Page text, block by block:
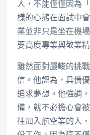
人，不能僅僅因為
樣的心態在面試中
業並非只是坐在機
要高度專業與敬業
雖然面對嚴峻的挑
信。他認為，具備
追求夢想。他強調
備，就不必擔心會
往加入航空業的人